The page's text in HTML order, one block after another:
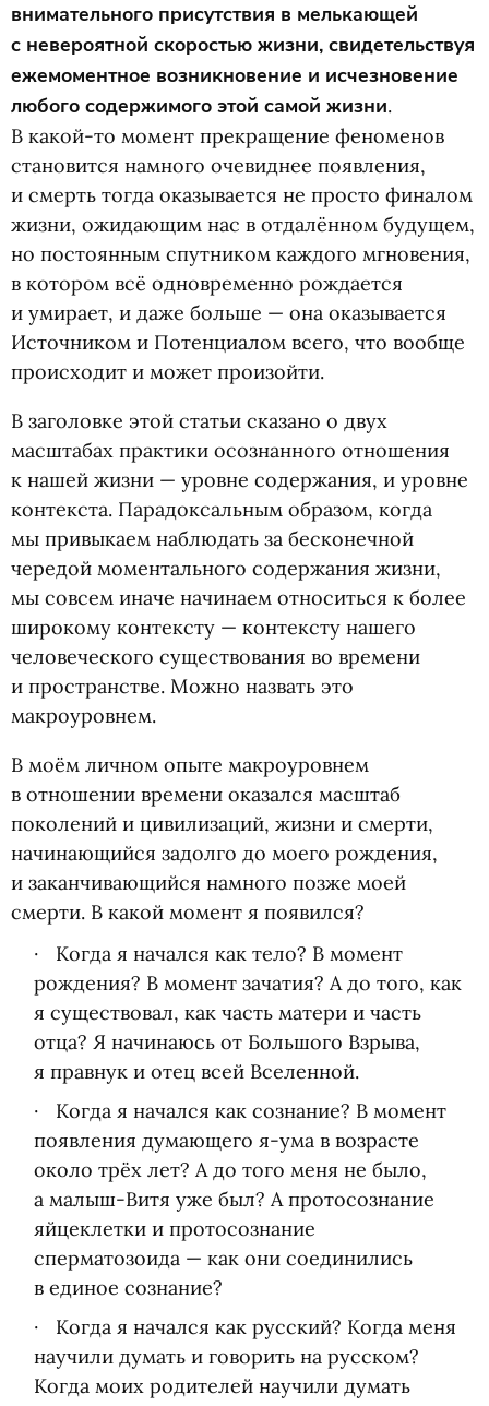
внимательного присутствия в мелькающей
с невероятной скоростью жизни, свидетельствуя
ежемоментное возникновение и исчезновение
любого содержимого этой самой жизни.
В какой-то момент прекращение феноменов
становится намного очевиднее появления,
и смерть тогда оказывается не просто финалом
жизни, ожидающим нас в отдалённом будущем,
но постоянным спутником каждого мгновения,
в котором всё одновременно рождается
и умирает, и даже больше — она оказывается
Источником и Потенциалом всего, что вообще
происходит и может произойти.
В заголовке этой статьи сказано о двух
масштабах практики осознанного отношения
к нашей жизни — уровне содержания, и уровне
контекста. Парадоксальным образом, когда
мы привыкаем наблюдать за бесконечной
чередой моментального содержания жизни,
мы совсем иначе начинаем относиться к более
широкому контексту — контексту нашего
человеческого существования во времени
и пространстве. Можно назвать это
макроуровнем.
В моём личном опыте макроуровнем
в отношении времени оказался масштаб
поколений и цивилизаций, жизни и смерти,
начинающийся задолго до моего рождения,
и заканчивающийся намного позже моей
смерти. В какой момент я появился?
Когда я начался как тело? В момент
рождения? В момент зачатия? А до того, как
я существовал, как часть матери и часть
отца? Я начинаюсь от Большого Взрыва,
я правнук и отец всей Вселенной.
Когда я начался как сознание? В момент
появления думающего я-ума в возрасте
около трёх лет? А до того меня не было,
а малыш-Витя уже был? А протосознание
яйцеклетки и протосознание
сперматозоида — как они соединились
в единое сознание?
Когда я начался как русский? Когда меня
научили думать и говорить на русском?
Когда моих родителей научили думать